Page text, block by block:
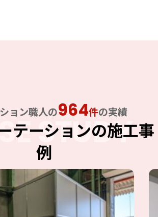
STUDY
ョン職人の964件の実績
テーションの施工事
例